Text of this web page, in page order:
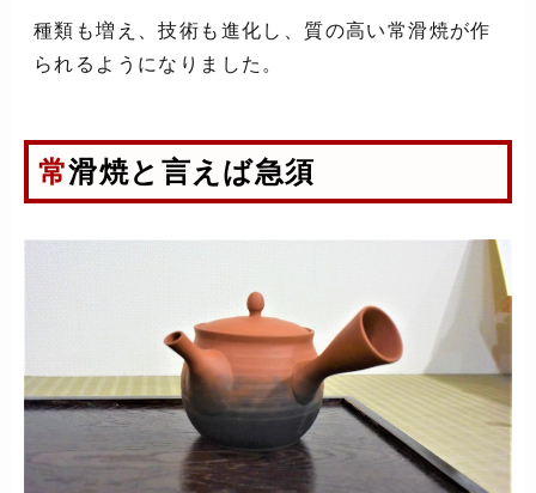
種類も増え、技術も進化し、質の高い常滑焼が作
られるようになりました。
常滑焼と言えば急須